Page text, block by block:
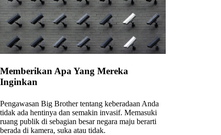
Memberikan Apa Yang Mereka
Inginkan
Pengawasan Big Brother tentang keberadaan Anda
tidak ada hentinya dan semakin invasif. Memasuki
ruang publik di sebagian besar negara maju berarti
berada di kamera, suka atau tidak.